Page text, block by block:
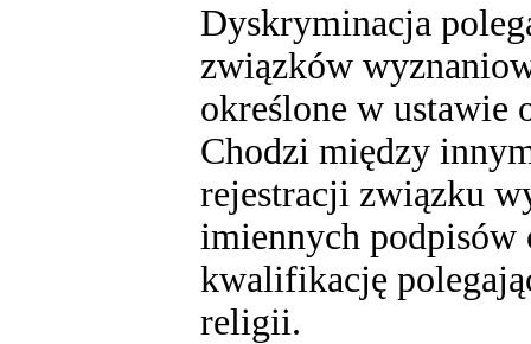
Dyskryminacja
związków
określone w ustawie
Chodzi między
rejestracji związku
imiennych podpisów
kwalifikację
religii.